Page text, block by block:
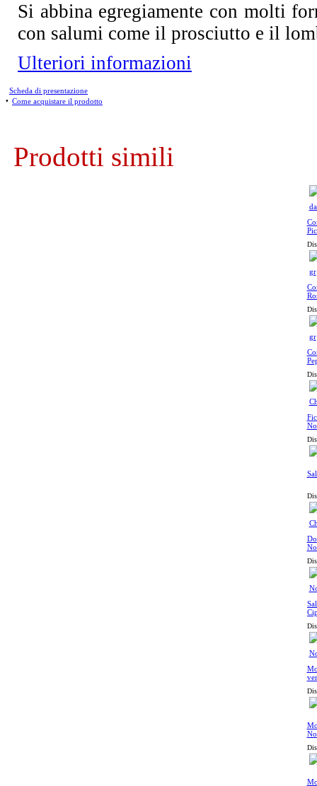
Si abbina egregiamente con molti
con salumi come il prosciutto e il
Ulteriori informazioni
Scheda di presentazione
• Come acquistare il prodotto
Prodotti simili